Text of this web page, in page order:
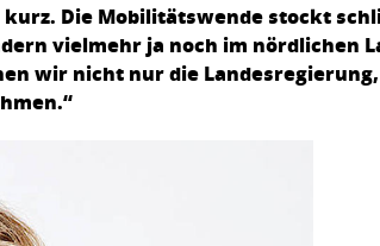
Die Mobilitätswende stockt
vielmehr ja noch im nördlichen
wir nicht nur die